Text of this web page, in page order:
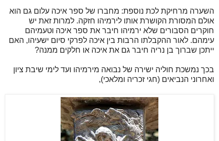
השערה מרחיקת לכת נוספת: מחברו של ספר איכה עלום גם הוא
אולם המסורת הקושרת אותו לירמיהו חזקה. למרות זאת יש
חוקרים הסבורים שלא ירמיהו חיבר את ספר איכה וטעמיהם
עימהם. לאור ההקבלתו הרבות בין איכה לפרקי סיום ישעיהו, האם
ייתכן שברוך בן נריה חיבר גם את איכה או חלקים ממנה?
בכך נמשכת חוליה ישירה של נבואה מירמיהו ועד לימי שיבת ציון
ואחרוני הנביאים (חגי זכריה ומלאכי),